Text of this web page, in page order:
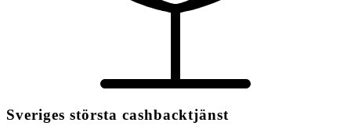
Sveriges största cashbacktjänst